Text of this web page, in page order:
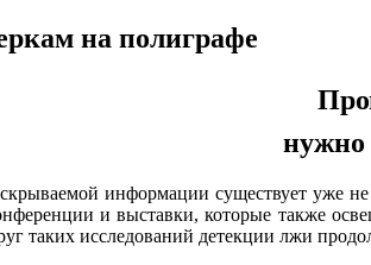
на полиграфе
нужно
информации существует уже не
и выставки, которые также
таких исследований детекции лжи